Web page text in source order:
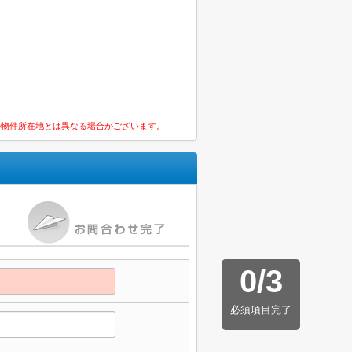
件所在地とは異なる場合がございます。
0/3
必須項目完了